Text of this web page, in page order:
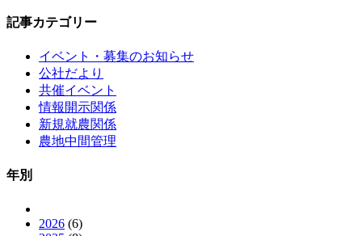
記事カテゴリー
イベント・募集のお知らせ
公社だより
共催イベント
情報開示関係
新規就農関係
農地中間管理
年別
2026 (6)